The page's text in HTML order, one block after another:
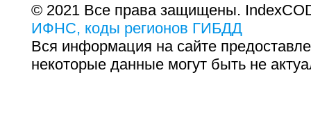
© 2021 Все права защищены.
ИФНС, коды регионов ГИБДД
Вся информация на сайте
некоторые данные могут быть не